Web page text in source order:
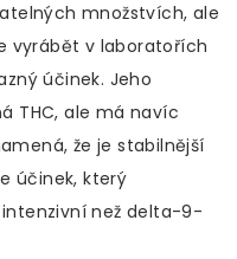
množstvích, ale
vyrábět v laboratořích
účinek. Jeho
THC, ale má navíc
že je stabilnější
účinek, který
než delta-9-